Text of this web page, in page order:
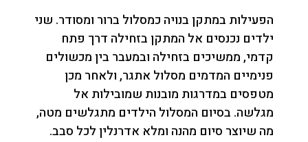
הפעילות במתקן בנויה כמסלול ברור ומסודר. שני
ילדים נכנסים אל המתקן בזחילה דרך פתח
קדמי, ממשיכים בזחילה ובמעבר בין מכשולים
פנימיים המדמים מסלול אתגר, ולאחר מכן
מטפסים במדרגות מובנות שמובילות אל
מגלשה. בסיום המסלול הילדים מתגלשים מטה,
מה שיוצר סיום מהנה ומלא אדרנלין לכל סבב.